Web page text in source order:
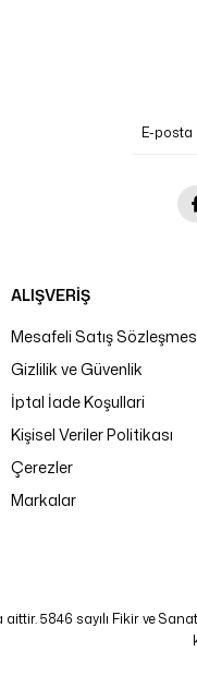
ALIŞVERİŞ
Mesafeli Satış
Gizlilik ve Güvenlik
İptal İade Koşullari
Kişisel Veriler Politikası
Çerezler
Markalar
5846 sayılı Fikir ve